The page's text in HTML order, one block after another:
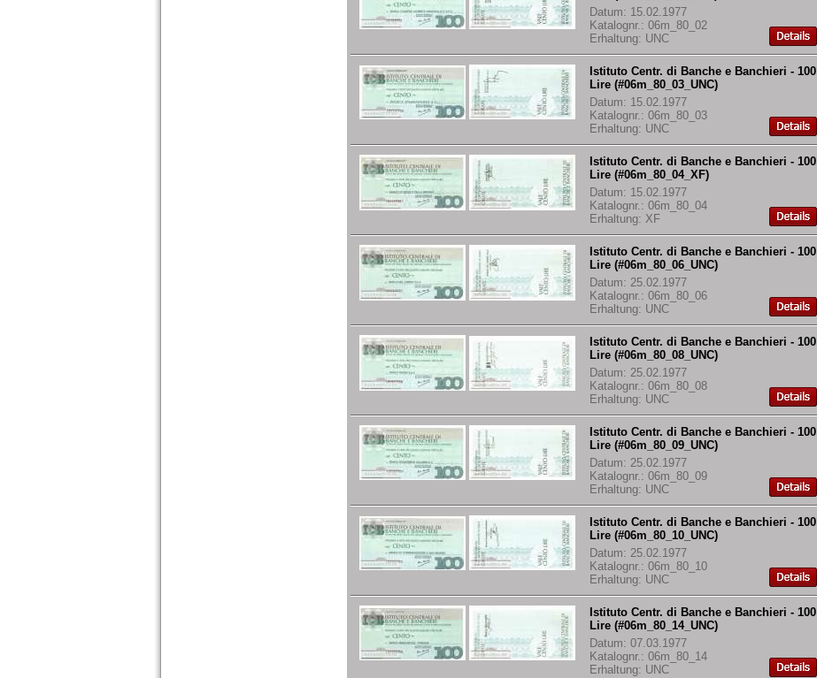
Datum: 15.02.1977
Katalognr.: 06m_80_02
Erhaltung: UNC
Istituto Centr. di Banche e Banchieri - 100
Lire (#06m_80_03_UNC)
Datum: 15.02.1977
Katalognr.: 06m_80_03
Erhaltung: UNC
Istituto Centr. di Banche e Banchieri - 100
Lire (#06m_80_04_XF)
Datum: 15.02.1977
Katalognr.: 06m_80_04
Erhaltung: XF
Istituto Centr. di Banche e Banchieri - 100
Lire (#06m_80_06_UNC)
Datum: 25.02.1977
Katalognr.: 06m_80_06
Erhaltung: UNC
Istituto Centr. di Banche e Banchieri - 100
Lire (#06m_80_08_UNC)
Datum: 25.02.1977
Katalognr.: 06m_80_08
Erhaltung: UNC
Istituto Centr. di Banche e Banchieri - 100
Lire (#06m_80_09_UNC)
Datum: 25.02.1977
Katalognr.: 06m_80_09
Erhaltung: UNC
Istituto Centr. di Banche e Banchieri - 100
Lire (#06m_80_10_UNC)
Datum: 25.02.1977
Katalognr.: 06m_80_10
Erhaltung: UNC
Istituto Centr. di Banche e Banchieri - 100
Lire (#06m_80_14_UNC)
Datum: 07.03.1977
Katalognr.: 06m_80_14
Erhaltung: UNC